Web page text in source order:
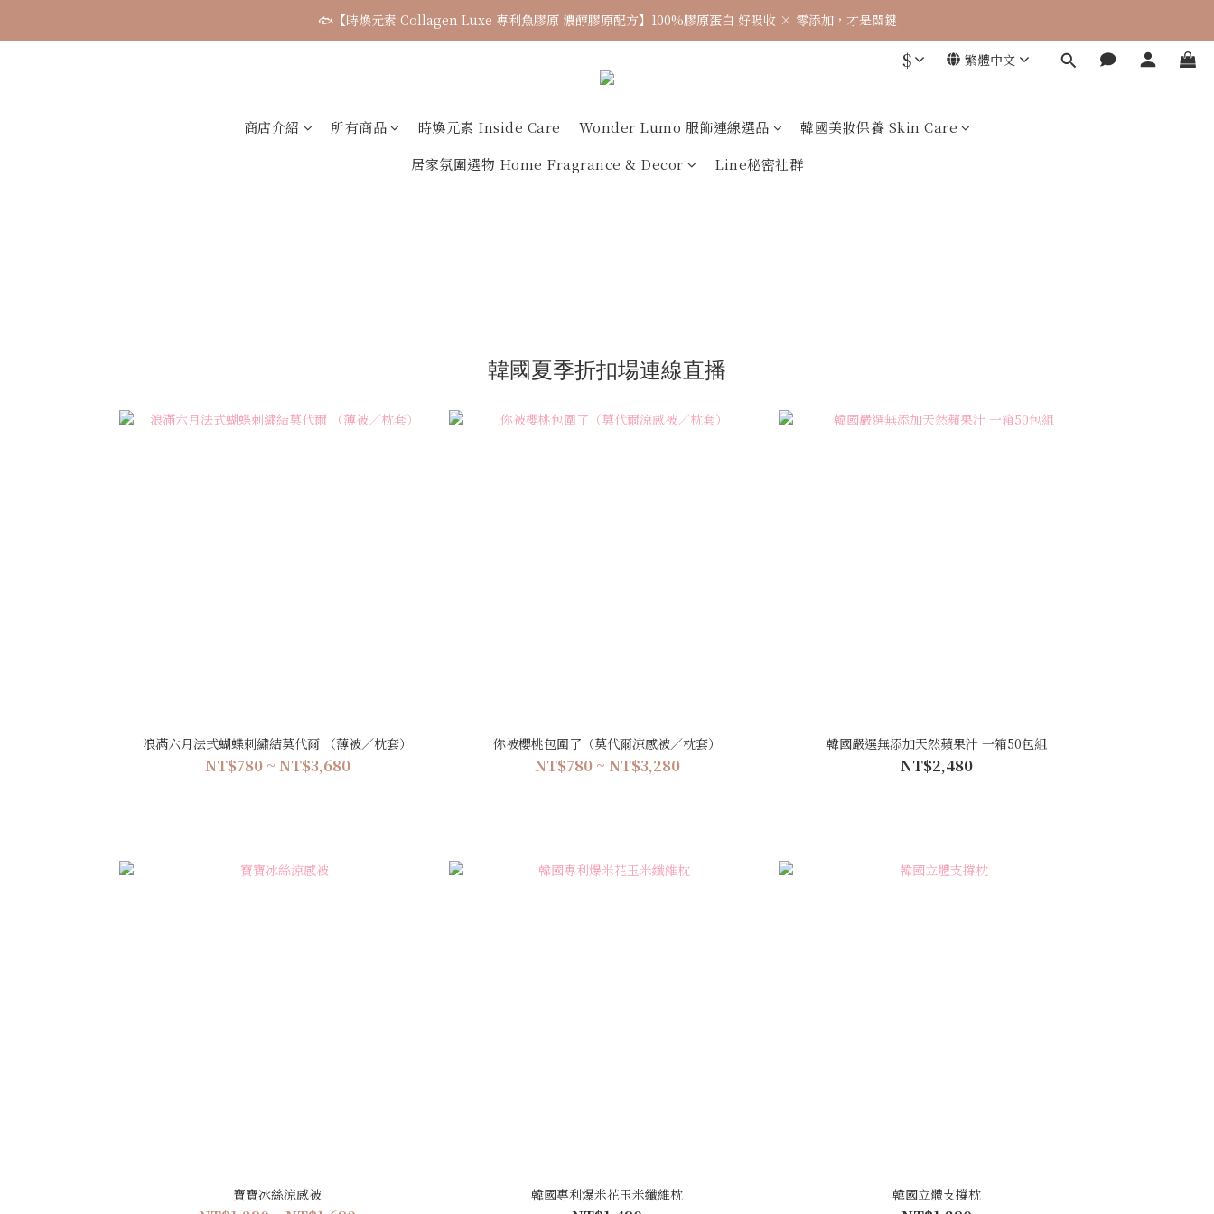
🌈七月涼感韓貨新品連線 已收單🌈 全力追加出貨中
🐟【時煥元素 Collagen Luxe 專利魚膠原 濃醇膠原配方】100%膠原蛋白 好吸收 × 零添加，才是關鍵
$ 繁體中文
商店介紹 所有商品 時煥元素 Inside Care Wonder Lumo 服飾連線選品
韓國美妝保養 Skin Care
居家氛圍選物 Home Fragrance & Decor
Line秘密社群
韓國夏季折扣場連線直播
浪滿六月法式蝴蝶刺繡結莫代爾 （薄被／枕套）
NT$780 ~ NT$3,680
你被櫻桃包圍了（莫代爾涼感被／枕套）
NT$780 ~ NT$3,280
韓國嚴選無添加天然蘋果汁 一箱50包組
NT$2,480
寶寶冰絲涼感被 韓國專利爆米花玉米纖維枕 韓國立體支撐枕